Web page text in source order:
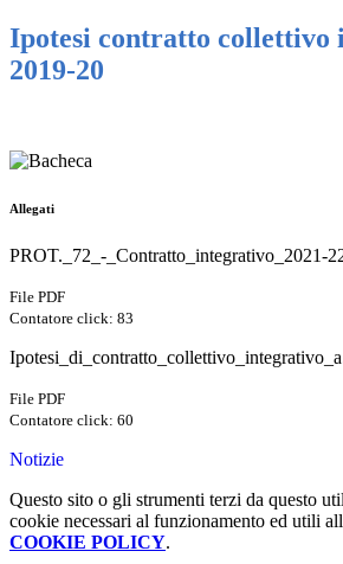
Ipotesi contratto collettivo
2019-20
Allegati
PROT._72_-_Contratto_integrativo_2021-
File PDF
Contatore click: 83
File PDF
Contatore click: 60
Notizie
Questo sito o gli strumenti terzi da questo
cookie necessari al funzionamento ed utili
COOKIE POLICY.